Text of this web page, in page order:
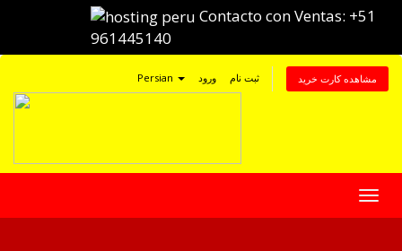
Contacto con Ventas: +51
961445140
Persian ورود ثبت نام مشاهده کارت خرید
تغییر